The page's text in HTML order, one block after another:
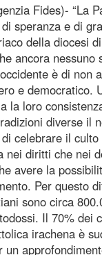
Fides)- “La
speranza e di
della diocesi
ancora
è di non
e democratico.
la loro
diverse il
celebrare il
nei diritti che nei
avere la
Per questo
sono circa
Il 70% dei
irachena è
un